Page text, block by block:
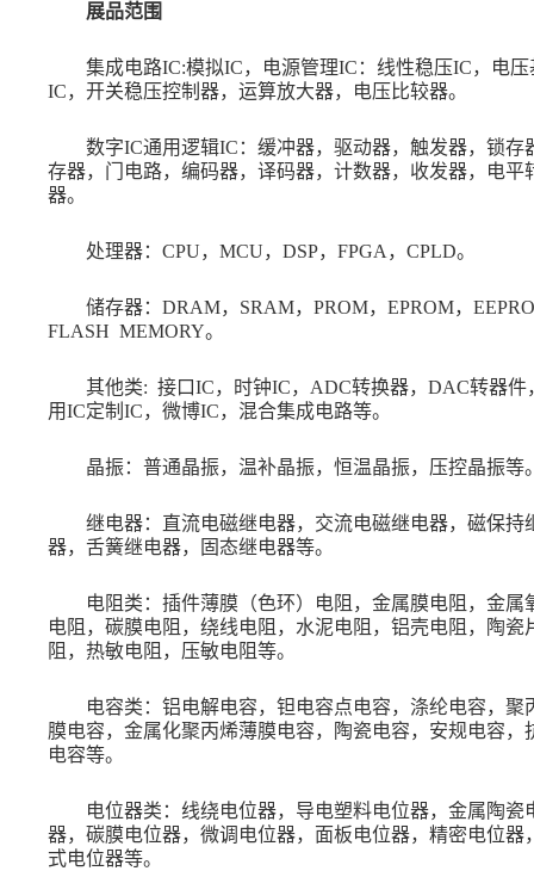
展品范围
集成电路IC:模拟IC，电源管理IC：线性稳压IC，电压
IC，开关稳压控制器，运算放大器，电压比较器。
数字IC通用逻辑IC：缓冲器，驱动器，触发器，锁存
存器，门电路，编码器，译码器，计数器，收发器，电平
器。
处理器： CPU，MCU，DSP，FPGA，CPLD。
储存器： DRAM，SRAM，PROM，EPROM，
FLASH MEMORY。
其他类: 接口IC，时钟IC，ADC转换器，DAC转器件
用IC定制IC，微博IC，混合集成电路等。
晶振：普通晶振，温补晶振，恒温晶振，压控晶振等
继电器：直流电磁继电器，交流电磁继电器，磁保持
器，舌簧继电器，固态继电器等。
电阻类：插件薄膜（色环）电阻，金属膜电阻，金属
电阻，碳膜电阻，绕线电阻，水泥电阻，铝壳电阻，陶瓷
阻，热敏电阻，压敏电阻等。
电容类：铝电解电容，钽电容点电容，涤纶电容，聚
膜电容，金属化聚丙烯薄膜电容，陶瓷电容，安规电容，
电容等。
电位器类：线绕电位器，导电塑料电位器，金属陶瓷
器，碳膜电位器，微调电位器，面板电位器，精密电位器
式电位器等。